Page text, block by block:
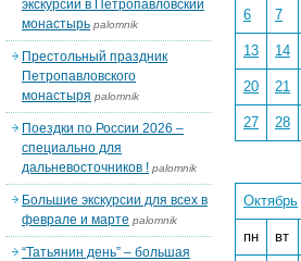
6 7
13 14
20 21
27 28
Октябрь
пн вт
экскурсии в Петропавловский
монастырь palomnik
Престольный праздник
Петропавловского
монастыря palomnik
Поездки по России 2026 –
специально для
дальневосточников ! palomnik
Большие экскурсии для всех в
феврале и марте palomnik
“Татьянин день” – большая